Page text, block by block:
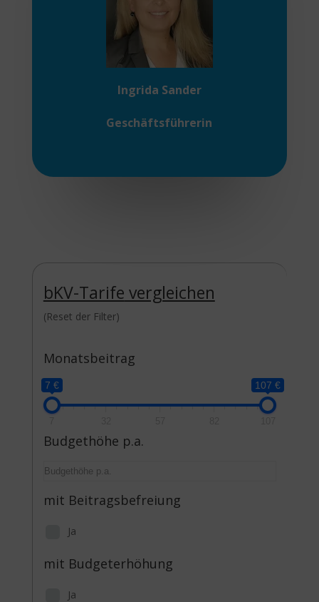
Ingrida Sander
Geschäftsführerin
bKV-Tarife vergleichen
(Reset der Filter)
Monatsbeitrag
7 € 107 €
Budgethöhe p.a.
mit Beitragsbefreiung
Ja
mit Budgeterhöhung
Ja